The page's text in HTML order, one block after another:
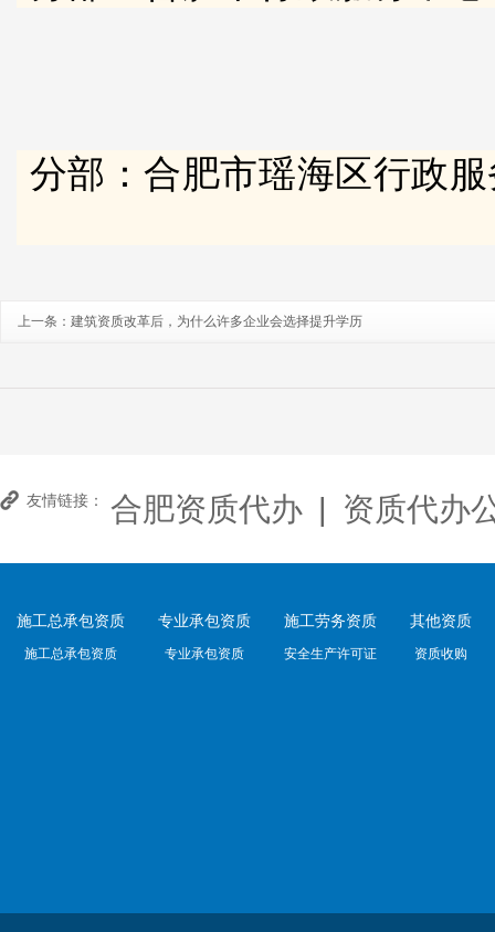
分部：合肥市瑶海区行政
上一条： 建筑资质改革后，为什么许多企业会选择提升学历
友情链接： 合肥资质代办 | 资质代办
施工总承包资质
施工总承包资质
专业承包资质
专业承包资质
施工劳务资质
安全生产许可证
其他资质
资质收购